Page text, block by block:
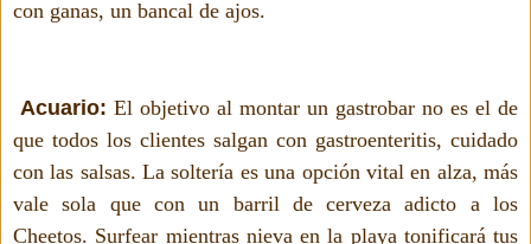
con ganas, un bancal de ajos.
Acuario: El objetivo al montar un gastrobar no es el de
que todos los clientes salgan con gastroenteritis, cuidado
con las salsas. La soltería es una opción vital en alza, más
vale sola que con un barril de cerveza adicto a los
Cheetos. Surfear mientras nieva en la playa tonificará tus